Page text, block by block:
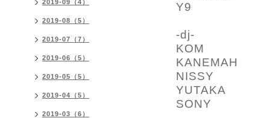
Y9
-dj-
KOM
KANEMAH
NISSY
YUTAKA
SONY
2019-09（4）
2019-08（5）
2019-07（7）
2019-06（5）
2019-05（5）
2019-04（5）
2019-03（6）